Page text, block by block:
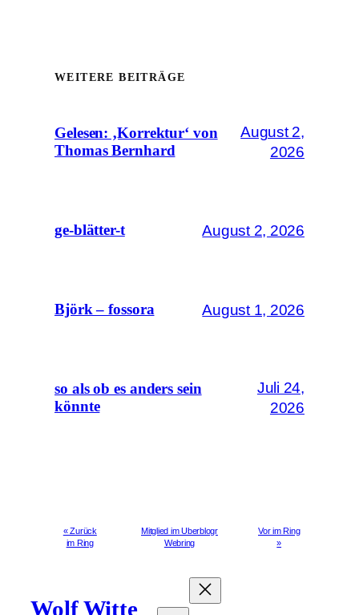
WEITERE BEITRÄGE
Gelesen: ‚Korrektur‘ von
Thomas Bernhard
August 2,
2026
ge-blätter-t August 2, 2026
Björk – fossora August 1, 2026
so als ob es anders sein
könnte
Juli 24,
2026
« Zurück
im Ring
Mitglied im Uberblogr
Webring
Vor im Ring
»
Wolf Witte